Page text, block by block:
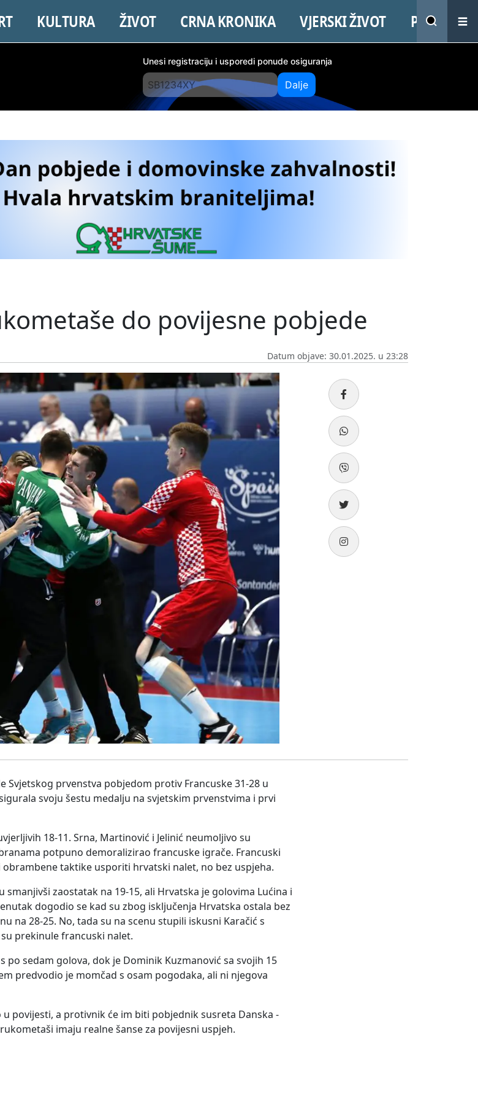
KULTURA ŽIVOT CRNA KRONIKA VJERSKI ŽIVOT PROMO
Unesi registraciju i usporedi ponude osiguranja
Dalje
do povijesne pobjede
Datum objave: 30.01.2025. u 23:28
prvenstva pobjedom protiv Francuske 31-28 u
svoju šestu medalju na svjetskim prvenstvima i prvi
18-11. Srna, Martinović i Jelinić neumoljivo su
potpuno demoralizirao francuske igrače. Francuski
taktike usporiti hrvatski nalet, no bez uspjeha.
zaostatak na 19-15, ali Hrvatska je golovima Lućina i
dogodio se kad su zbog isključenja Hrvatska ostala bez
na 28-25. No, tada su na scenu stupili iskusni Karačić s
prekinule francuski nalet.
sedam golova, dok je Dominik Kuzmanović sa svojih 15
predvodio je momčad s osam pogodaka, ali ni njegova
povijesti, a protivnik će im biti pobjednik susreta Danska -
imaju realne šanse za povijesni uspjeh.